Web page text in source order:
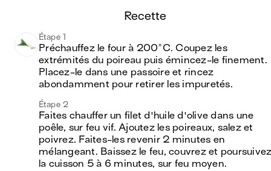
recette
Étape 1
Préchauffez le four à 200°C. Coupez les
extrémités du poireau puis émincez-le finement.
Placez-le dans une passoire et rincez
abondamment pour retirer les impuretés.
Étape 2
Faites chauffer un filet d'huile d'olive dans une
poêle, sur feu vif. Ajoutez les poireaux, salez et
poivrez. Faites-les revenir 2 minutes en
mélangeant. Baissez le feu, couvrez et
la cuisson 5 à 6 minutes, sur feu moyen.